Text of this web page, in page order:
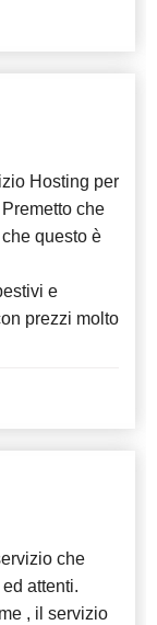
Hosting per
che
questo è
e
prezzi molto
che
attenti.
, il servizio